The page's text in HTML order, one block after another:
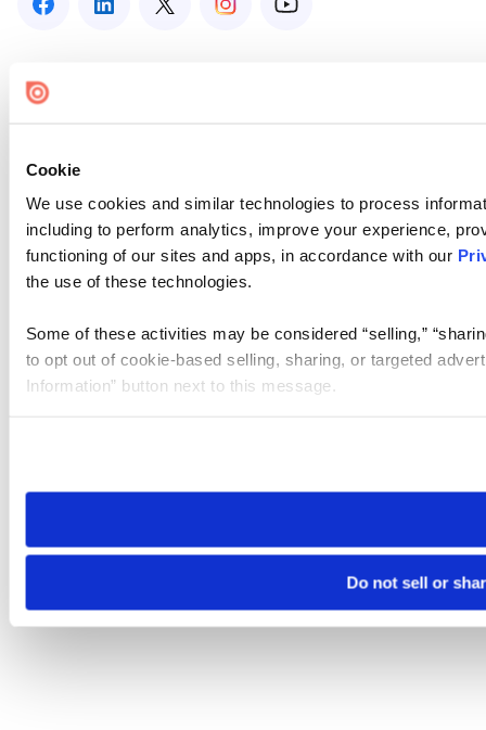
Cookie
We use cookies and similar technologies to process
including to perform analytics, improve your experience,
functioning of our sites and apps, in accordance with our
the use of these technologies.
Some of these activities may be considered “selling,”
to opt out of cookie-based selling, sharing, or targeted
Information” button next to this message.
need to be set again.
Do not sell or